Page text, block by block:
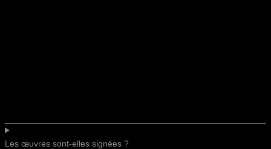
Les œuvres sont-elles signées ?